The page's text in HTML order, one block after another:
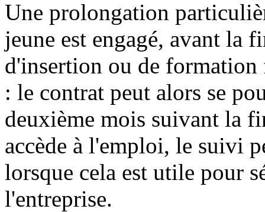
Une prolongation
jeune est engagé, avant la
d'insertion ou de
: le contrat peut alors se
deuxième mois suivant la
accède à l'emploi, le suivi
lorsque cela est utile pour
l'entreprise.